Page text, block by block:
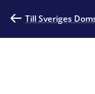
Till Sveriges